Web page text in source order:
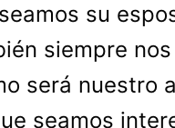
su
siempre
será nuestro
seamos